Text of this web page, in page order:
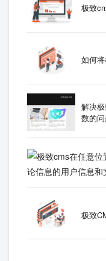
极致
如何
解决
数的
极致